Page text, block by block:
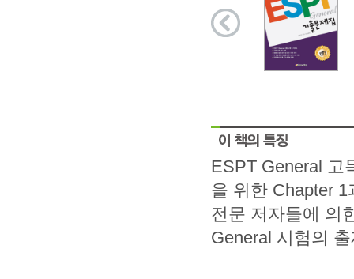
ESPT General 고
을 위한 Chapter
전문 저자들에 의
General 시험의